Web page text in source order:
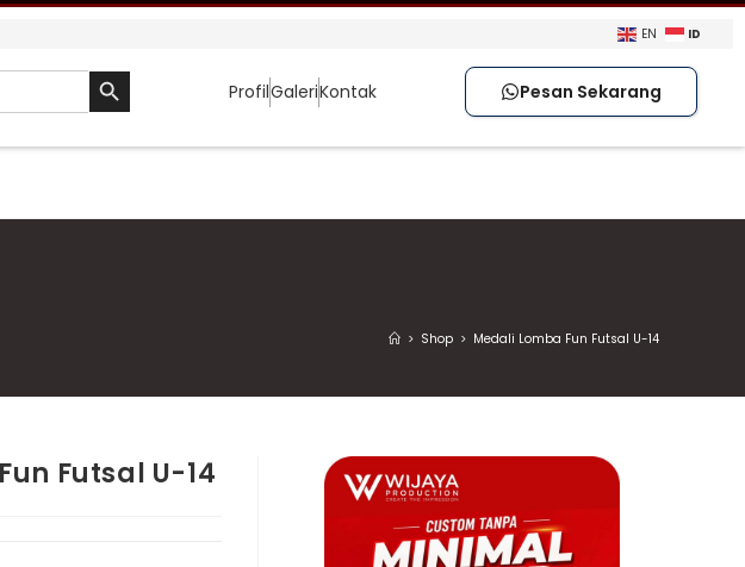
EN ID
SEARCH BUTTON
ProfilGaleriKontak Pesan Sekarang
> Shop > Medali Lomba Fun Futsal U-14
Futsal U-14